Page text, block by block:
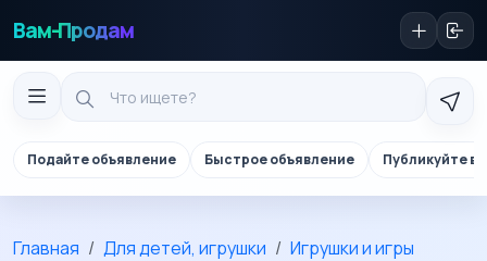
Вам-Продам
Подайте объявление Быстрое объявление Публикуйте в
Главная Для детей, игрушки Игрушки и игры